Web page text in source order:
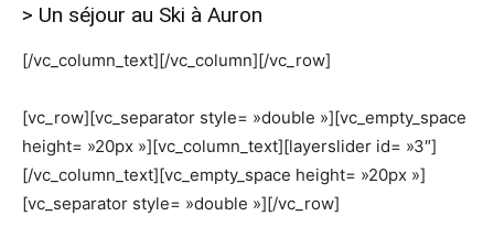
> Un séjour au Ski à Auron
[/vc_column_text][/vc_column][/vc_row]
[vc_row][vc_separator style= »double »][vc_empty_space
height= »20px »][vc_column_text][layerslider id= »3″]
[/vc_column_text][vc_empty_space height= »20px »]
[vc_separator style= »double »][/vc_row]